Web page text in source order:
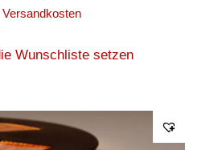
Versandkosten
Wunschliste setzen